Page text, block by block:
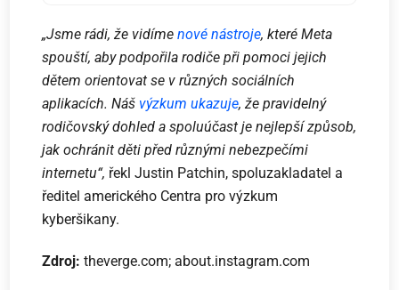
„Jsme rádi, že vidímenové nástroje, které Meta
spouští, aby podpořila rodiče při pomoci jejich
dětem orientovat se v různých sociálních
aplikacích. Náš výzkum ukazuje, že pravidelný
rodičovský dohled a spoluúčast je nejlepší způsob,
jak ochránit děti před různými nebezpečími
internetu“, řekl Justin Patchin, spoluzakladatel a
ředitel amerického Centra pro výzkum
kyberšikany.
Zdroj:theverge.com; about.instagram.com